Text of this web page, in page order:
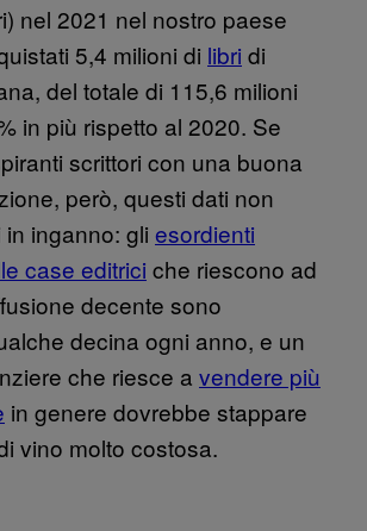
nel 2021 nel nostro paese
5,4 milioni di libri di
del totale di 115,6 milioni
in più rispetto al 2020. Se
scrittori con una buona
però, questi dati non
inganno: gli esordienti
case editrici che riescono ad
decente sono
decina ogni anno, e un
che riesce a vendere più
in genere dovrebbe stappare
vino molto costosa.